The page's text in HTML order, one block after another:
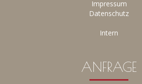
Impressum
Datenschutz
Intern
ANFRAGE